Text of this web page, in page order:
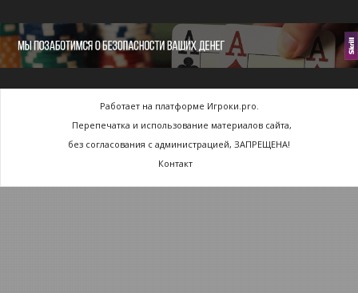
Работает на платформе Игроки.pro.
Перепечатка и использование материалов сайта,
без согласования с администрацией, ЗАПРЕЩЕНА!
Контакт